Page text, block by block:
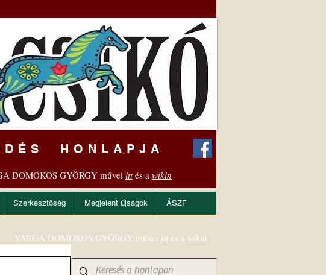
HONLAPJA
DOMOKOS GYÖRGY műveiittés a wikin
Szerkesztőség Megjelent újságok ÁSZF
VARGA DOMOKOS GYÖRGY művei itt és a wikin